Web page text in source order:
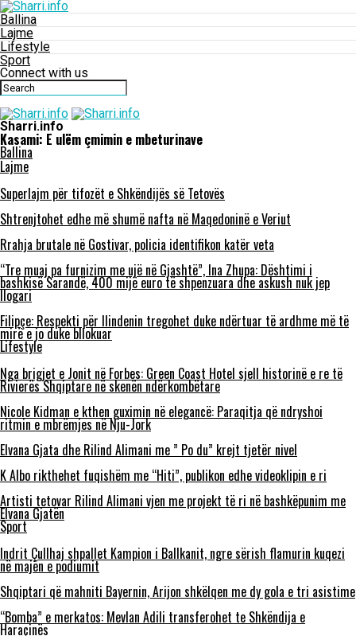
Ballina
Lajme
Lifestyle
Sport
Connect with us
Sharri.info
Kasami: E ulëm çmimin e mbeturinave
Ballina
Lajme
Superlajm për tifozët e Shkëndijës së Tetovës
Shtrenjtohet edhe më shumë nafta në Maqedoninë e Veriut
Rrahja brutale në Gostivar, policia identifikon katër veta
“Tre muaj pa furnizim me ujë në Gjashtë”, Ina Zhupa: Dështimi i
bashkisë Sarandë, 400 mijë euro të shpenzuara dhe askush nuk jep
llogari
Filipçe: Respekti për Ilindenin tregohet duke ndërtuar të ardhme më të
mirë e jo duke bllokuar
Lifestyle
Nga brigjet e Jonit në Forbes: Green Coast Hotel sjell historinë e re të
Rivierës Shqiptare në skenën ndërkombëtare
Nicole Kidman e kthen guximin në elegancë: Paraqitja që ndryshoi
ritmin e mbrëmjes në Nju-Jork
Elvana Gjata dhe Rilind Alimani me ” Po du” krejt tjetër nivel
K Albo rikthehet fuqishëm me “Hiti”, publikon edhe videoklipin e ri
Artisti tetovar Rilind Alimani vjen me projekt të ri në bashkëpunim me
Elvana Gjatën
Sport
Indrit Çullhaj shpallet Kampion i Ballkanit, ngre sërish flamurin kuqezi
në majën e podiumit
Shqiptari që mahniti Bayernin, Arijon shkëlqen me dy gola e tri asistime
“Bomba” e merkatos: Mevlan Adili transferohet te Shkëndija e
Haraçinës